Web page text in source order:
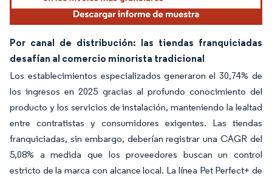
Por canal de distribución: las tiendas franquiciadas
desafían al comercio minorista tradicional
Los establecimientos especializados generaron el 30,74% de
los ingresos en 2025 gracias al profundo conocimiento del
producto y los servicios de instalación, manteniendo la lealtad
entre contratistas y consumidores exigentes. Las tiendas
franquiciadas, sin embargo, deberían registrar una CAGR del
5,08% a medida que los proveedores buscan un control
estricto de la marca con alcance local. La línea Pet Perfect+ de